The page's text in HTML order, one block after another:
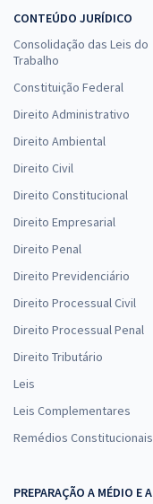
CONTEÚDO JURÍDICO
Consolidação das Leis do
Trabalho
Constituição Federal
Direito Administrativo
Direito Ambiental
Direito Civil
Direito Constitucional
Direito Empresarial
Direito Penal
Direito Previdenciário
Direito Processual Civil
Direito Processual Penal
Direito Tributário
Leis
Leis Complementares
Remédios Constitucionais
PREPARAÇÃO A MÉDIO E A